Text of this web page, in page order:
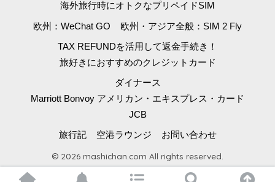
海外旅行時にオトクなプリペイドSIM
欧州：WeChat GO 欧州・アジア全般：SIM 2 Fly
TAX REFUNDを活用して返金手続き！
旅好きにおすすめのクレジットカード
ダイナース
Marriott Bonvoy アメリカン・エキスプレス・カード
JCB
旅行記 空港ラウンジ お問い合わせ
© 2026 mashichan.com All rights reserved.